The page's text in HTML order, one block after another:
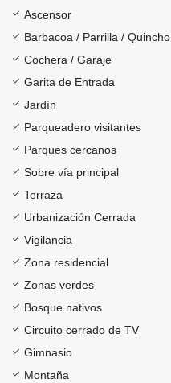
Ascensor
Barbacoa / Parrilla / Quincho
Cochera / Garaje
Garita de Entrada
Jardín
Parqueadero visitantes
Parques cercanos
Sobre vía principal
Terraza
Urbanización Cerrada
Vigilancia
Zona residencial
Zonas verdes
Bosque nativos
Circuito cerrado de TV
Gimnasio
Montaña